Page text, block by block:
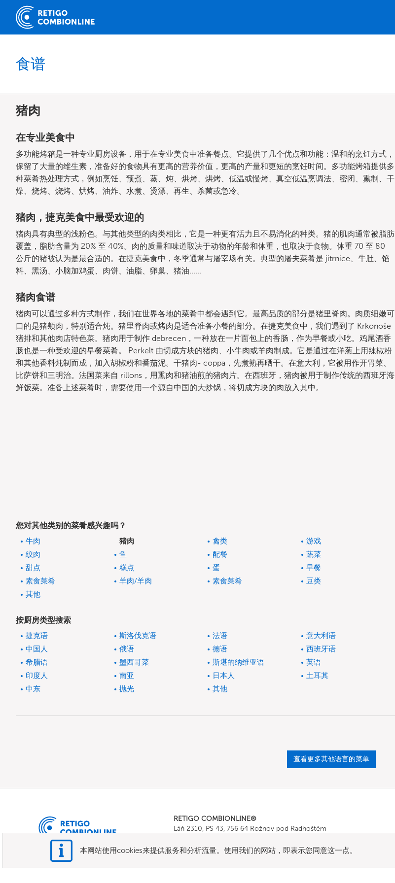
食谱
猪肉
在专业美食中
多功能烤箱是一种专业厨房设备，用于在专业美食中准备餐点。它提供了几个优点和功能：温和的烹饪方式，
保留了大量的维生素，准备好的食物具有更高的营养价值，更高的产量和更短的烹饪时间。多功能烤箱提供多
种菜肴热处理方式，例如烹饪、预煮、蒸、炖、烘烤、烘烤、低温或慢烤、真空低温烹调法、密闭、熏制、干
燥、烧烤、烧烤、烘烤、油炸、水煮、烫漂、再生、杀菌或急冷。
猪肉，捷克美食中最受欢迎的
猪肉具有典型的浅粉色。与其他类型的肉类相比，它是一种更有活力且不易消化的种类。猪的肌肉通常被脂肪
覆盖，脂肪含量为 20% 至 40%。肉的质量和味道取决于动物的年龄和体重，也取决于食物。体重 70 至 80
公斤的猪被认为是最合适的。在捷克美食中，冬季通常与屠宰场有关。典型的屠夫菜肴是 jitrnice、牛肚、馅
料、黑汤、小脑加鸡蛋、肉饼、油脂、卵巢、猪油......
猪肉食谱
猪肉可以通过多种方式制作，我们在世界各地的菜肴中都会遇到它。最高品质的部分是猪里脊肉。肉质细嫩可
口的是猪颊肉，特别适合炖。猪里脊肉或烤肉是适合准备小餐的部分。在捷克美食中，我们遇到了 Krkonoše
猪排和其他肉店特色菜。猪肉用于制作 debrecen，一种放在一片面包上的香肠，作为早餐或小吃。鸡尾酒香
肠也是一种受欢迎的早餐菜肴。 Perkelt 由切成方块的猪肉、小牛肉或羊肉制成。它是通过在洋葱上用辣椒粉
和其他香料炖制而成，加入胡椒粉和番茄泥。干猪肉- coppa，先煮熟再晒干。在意大利，它被用作开胃菜、
比萨饼和三明治。法国菜来自 rillons，用熏肉和猪油煎的猪肉片。在西班牙，猪肉被用于制作传统的西班牙海
鲜饭菜。准备上述菜肴时，需要使用一个源自中国的大炒锅，将切成方块的肉放入其中。
您对其他类别的菜肴感兴趣吗？
牛肉 猪肉 禽类
游戏
絞肉
鱼 配餐
蔬菜
甜点
糕点 蛋
早餐
素食菜肴
羊肉/羊肉 素食菜肴
豆类
其他
按厨房类型搜索
捷克语 斯洛伐克语 法语
意大利语
中国人
俄语 德语
西班牙语
希腊语
墨西哥菜 斯堪的纳维亚语
英语
印度人
南亚 日本人
土耳其
中东
抛光 其他
查看更多其他语言的菜单
RETIGO COMBIONLINE®
Láň 2310, PS 43, 756 64 Rožnov pod Radhoštěm
E-mail:info@combionline.com
本网站使用cookies来提供服务和分析流量。使用我们的网站，即表示您同意这一点。